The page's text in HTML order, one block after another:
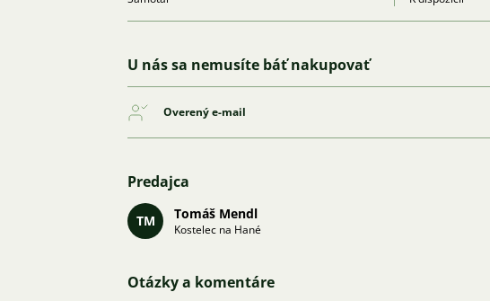
U nás sa nemusíte báť nakupovať
Overený e-mail
Predajca
TM Tomáš Mendl
Kostelec na Hané
Otázky a komentáre